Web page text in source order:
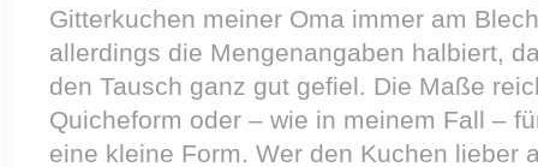
Gitterkuchen meiner Oma immer am
allerdings die Mengenangaben halbiert,
den Tausch ganz gut gefiel. Die Maße
Quicheform oder – wie in meinem Fall –
eine kleine Form. Wer den Kuchen lieber